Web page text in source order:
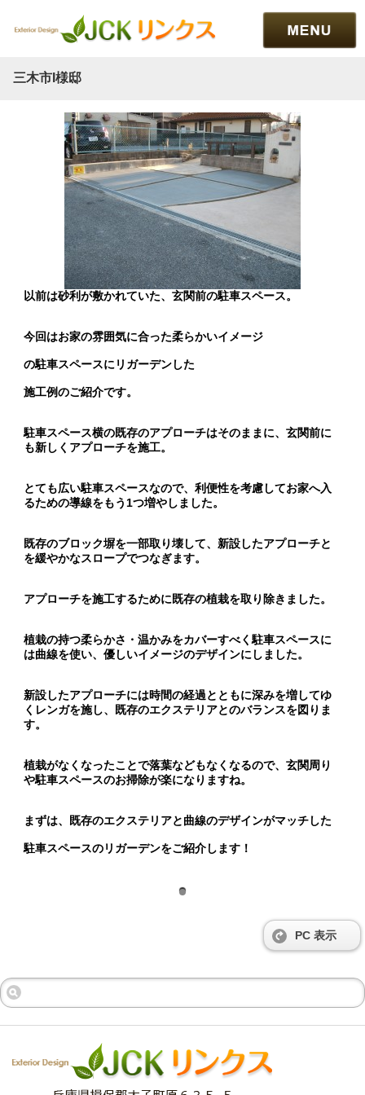
三木市I様邸
以前は砂利が敷かれていた、玄関前の駐車スペース。
今回はお家の雰囲気に合った柔らかいイメージ
の駐車スペースにリガーデンした
施工例のご紹介です。
駐車スペース横の既存のアプローチはそのままに、 玄関前に
も新しくアプローチを施工。
とても広い駐車スペースなので、利便性を考慮してお家へ入
るための導線をもう1つ増やしました。
既存のブロック塀を一部取り壊して、新設したアプローチと
を緩やかなスロープでつなぎます。
アプローチを施工するために既存の植栽を取り除きました。
植栽の持つ柔らかさ・温かみをカバーすべく駐車スペースに
は曲線を使い、 優しいイメージのデザインにしました。
新設したアプローチには時間の経過とともに深みを増してゆ
く レンガを施し、既存のエクステリアとのバランスを図りま
す。
植栽がなくなったことで落葉などもなくなるので、 玄関周り
や駐車スペースのお掃除が楽になりますね。
まずは、既存のエクステリアと曲線のデザインがマッチした
駐車スペースのリガーデンをご紹介します！
PC 表示